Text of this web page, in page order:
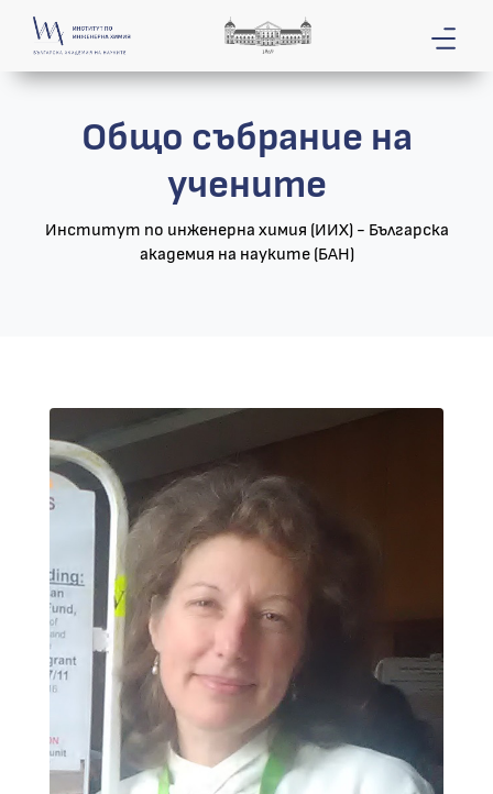
Общо събрание на
учените
Институт по инженерна химия (ИИХ) - Българска
академия на науките (БАН)